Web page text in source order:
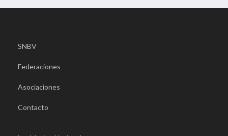
SNBV
Federaciones
Asociaciones
Contacto